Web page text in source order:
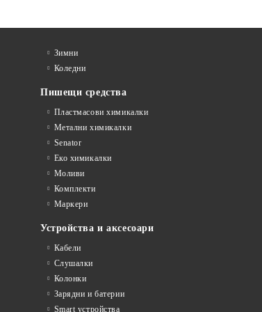
Зимни
Коледни
Пишещи средства
Пластмасови химикалки
Метални химикалки
Senator
Еко химикалки
Моливи
Комплекти
Маркери
Устройства и аксесоари
Кабели
Слушалки
Колонки
Зарядни и батерии
Smart устройства